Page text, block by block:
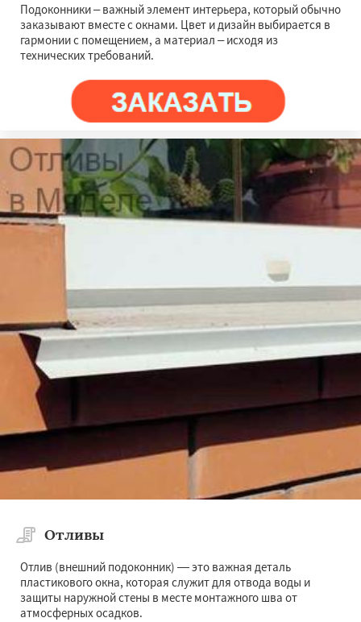
Подоконники – важный элемент интерьера, который обычно
заказывают вместе с окнами. Цвет и дизайн выбирается в
гармонии с помещением, а материал – исходя из
технических требований.
Отливы
Отлив (внешний подоконник) — это важная деталь
пластикового окна, которая служит для отвода воды и
защиты наружной стены в месте монтажного шва от
атмосферных осадков.